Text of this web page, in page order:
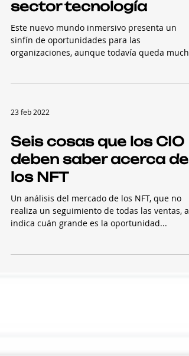
sector tecnología
Este nuevo mundo inmersivo presenta un
sinfín de oportunidades para las
organizaciones, aunque todavía queda mucho
23 feb 2022
Seis cosas que los CIO
deben saber acerca de
los NFT
Un análisis del mercado de los NFT, que no
realiza un seguimiento de todas las ventas,
indica cuán grande es la oportunidad...